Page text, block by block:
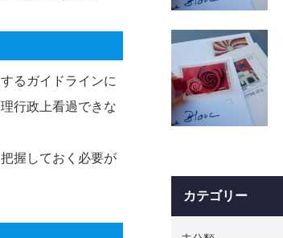
るガイドラインに
行政上看過できな
握しておく必要が
カテゴリー